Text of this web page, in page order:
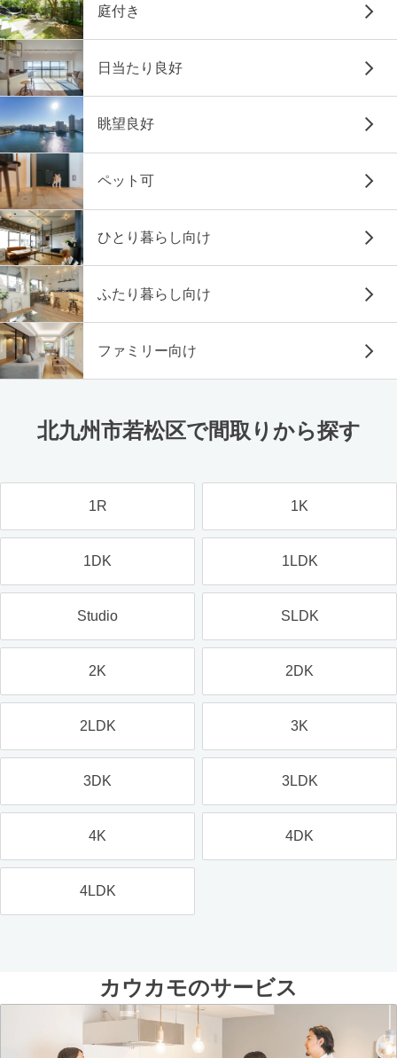
庭付き
日当たり良好
眺望良好
ペット可
ひとり暮らし向け
ふたり暮らし向け
ファミリー向け
北九州市若松区で間取りから探す
1R 1K
1DK 1LDK
Studio SLDK
2K 2DK
2LDK 3K
3DK 3LDK
4K 4DK
4LDK
カウカモのサービス